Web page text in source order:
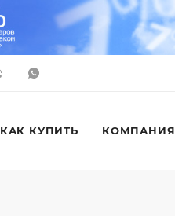
КАК КУПИТЬ КОМПАНИЯ